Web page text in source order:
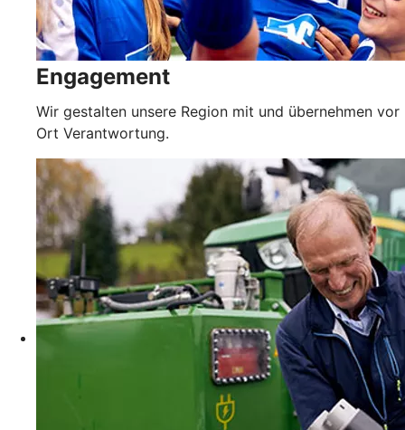
Engagement
Wir gestalten unsere Region mit und übernehmen vor
Ort Verantwortung.